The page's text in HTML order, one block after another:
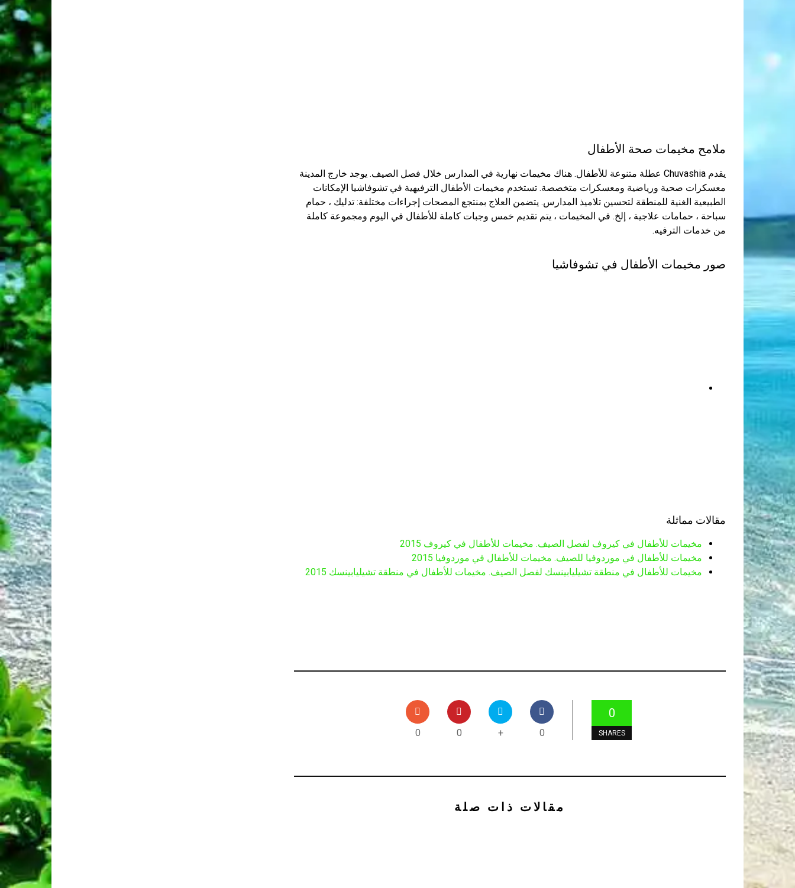
ملامح مخيمات صحة الأطفال
يقدم Chuvashia عطلة متنوعة للأطفال. هناك مخيمات نهارية في المدارس خلال فصل الصيف. يوجد خارج المدينة
معسكرات صحية ورياضية ومعسكرات متخصصة. تستخدم مخيمات الأطفال الترفيهية في تشوفاشيا الإمكانات
الطبيعية الغنية للمنطقة لتحسين تلاميذ المدارس. يتضمن العلاج بمنتجع المصحات إجراءات مختلفة: تدليك ، حمام
سباحة ، حمامات علاجية ، إلخ. في المخيمات ، يتم تقديم خمس وجبات كاملة للأطفال في اليوم ومجموعة كاملة
من خدمات الترفيه.
صور مخيمات الأطفال في تشوفاشيا
مقالات مماثلة
مخيمات للأطفال في كيروف لفصل الصيف. مخيمات للأطفال في كيروف 2015
مخيمات للأطفال في موردوفيا للصيف. مخيمات للأطفال في موردوفيا 2015
مخيمات للأطفال في منطقة تشيليابينسك لفصل الصيف. مخيمات للأطفال في منطقة تشيليابينسك 2015
0
SHARES
0
+
0
0
مقالات ذات صلة